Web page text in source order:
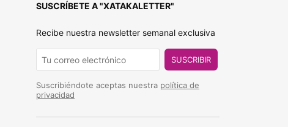
SUSCRÍBETE A "XATAKALETTER"
Recibe nuestra newsletter semanal exclusiva
SUSCRIBIR
Suscribiéndote aceptas nuestra política de
privacidad